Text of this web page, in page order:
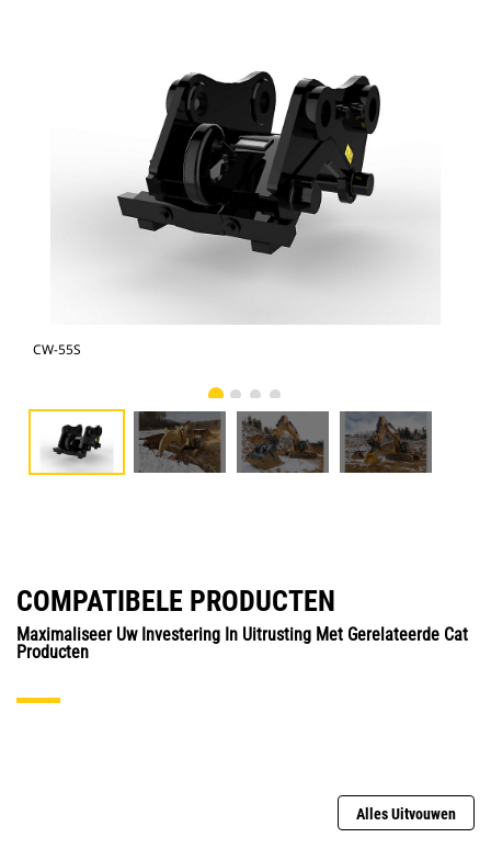
CW-55S
COMPATIBELE PRODUCTEN
Maximaliseer Uw Investering In Uitrusting Met Gerelateerde Cat
Producten
Alles Uitvouwen